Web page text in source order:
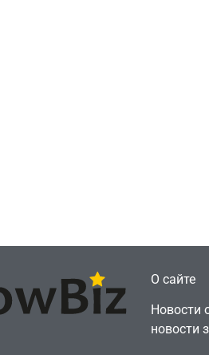
О сайте
Новости
новости